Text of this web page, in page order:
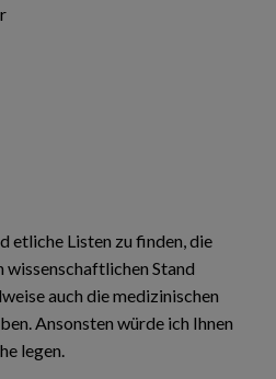
etliche Listen zu finden, die
Stand
auch die medizinischen
Ansonsten würde ich Ihnen
legen.